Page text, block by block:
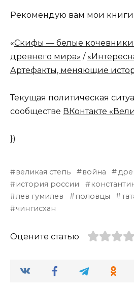
Рекомендую вам мои книги:
«Скифы — белые кочевники
древнего мира» /
Артефакты, меняющие
Текущая политическая
сообществе ВКонтакте
})
великая степь война
история россии
лев гумилев
половцы
чингисхан
Оцените статью